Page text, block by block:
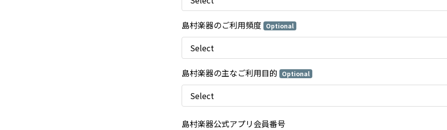
島村楽器のご利用頻度 Optional
島村楽器の主なご利用目的 Optional
島村楽器公式アプリ会員番号